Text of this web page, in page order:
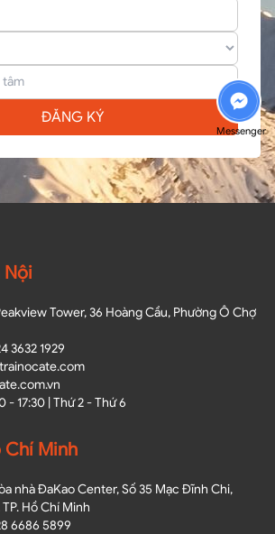
ĐĂNG KÝ
Nội
Tower, 36 Hoàng Cầu, Phường Ô Chợ
3632 1929
- 17:30 | Thứ 2 - Thứ 6
Chí Minh
nhà ĐaKao Center, Số 35 Mạc Đĩnh Chi,
Hồ Chí Minh
6686 5899
Messenger